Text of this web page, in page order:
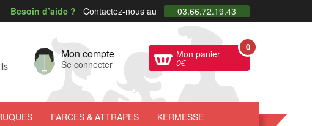
Besoin d’aide ? Contactez-nous au 03.66.72.19.43
Mon compte
Se connecter
Mon panier
0€
0
FARCES & ATTRAPES KERMESSE